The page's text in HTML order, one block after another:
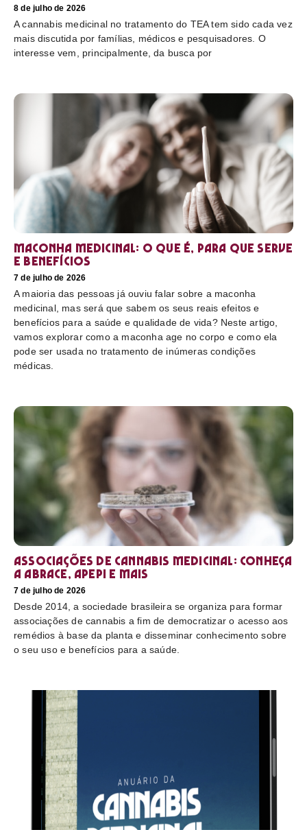
8 de julho de 2026
A cannabis medicinal no tratamento do TEA tem sido cada vez
mais discutida por famílias, médicos e pesquisadores. O
interesse vem, principalmente, da busca por
Maconha medicinal: O que é, para que serve
e benefícios
7 de julho de 2026
A maioria das pessoas já ouviu falar sobre a maconha
medicinal, mas será que sabem os seus reais efeitos e
benefícios para a saúde e qualidade de vida? Neste artigo,
vamos explorar como a maconha age no corpo e como ela
pode ser usada no tratamento de inúmeras condições
médicas.
Associações de cannabis medicinal: conheça
a Abrace, Apepi e mais
7 de julho de 2026
Desde 2014, a sociedade brasileira se organiza para formar
associações de cannabis a fim de democratizar o acesso aos
remédios à base da planta e disseminar conhecimento sobre
o seu uso e benefícios para a saúde.